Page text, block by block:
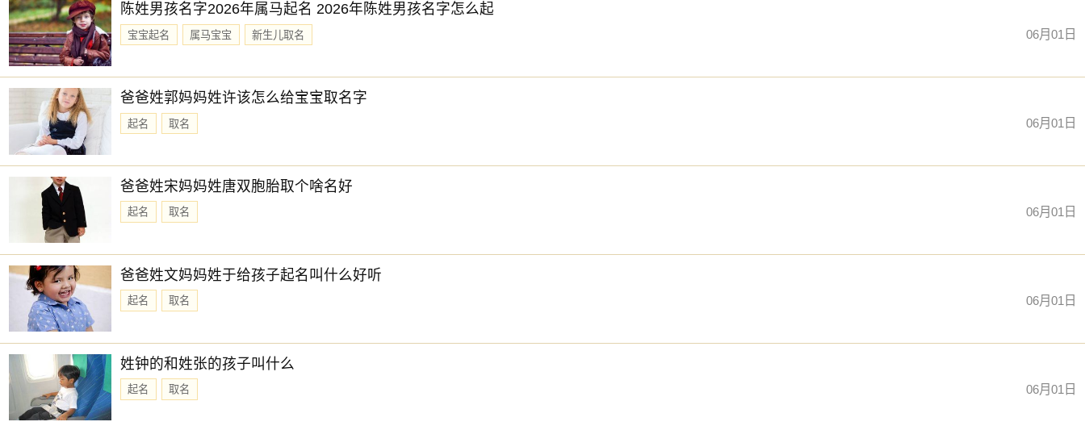
【嘉丞】 【云昕】 【子瑞】 【尚霖】
赐子好名，能伴子一生。想给宝宝取一个好名字吗？选择下方的
陈姓男孩名字2026年属马起名 2026年陈姓男孩名字怎么起
宝宝起名 属马宝宝 新生儿取名 06月01日
爸爸姓郭妈妈姓许该怎么给宝宝取名字
起名 取名 06月01日
爸爸姓宋妈妈姓唐双胞胎取个啥名好
起名 取名 06月01日
爸爸姓文妈妈姓于给孩子起名叫什么好听
起名 取名 06月01日
姓钟的和姓张的孩子叫什么
起名 取名 06月01日